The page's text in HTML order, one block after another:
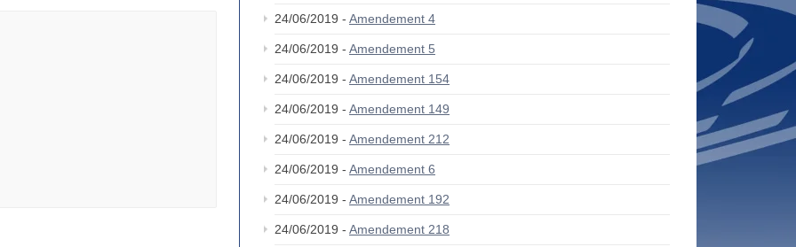
24/06/2019 - Amendement 4
24/06/2019 - Amendement 5
24/06/2019 - Amendement 154
24/06/2019 - Amendement 149
24/06/2019 - Amendement 212
24/06/2019 - Amendement 6
24/06/2019 - Amendement 192
24/06/2019 - Amendement 218